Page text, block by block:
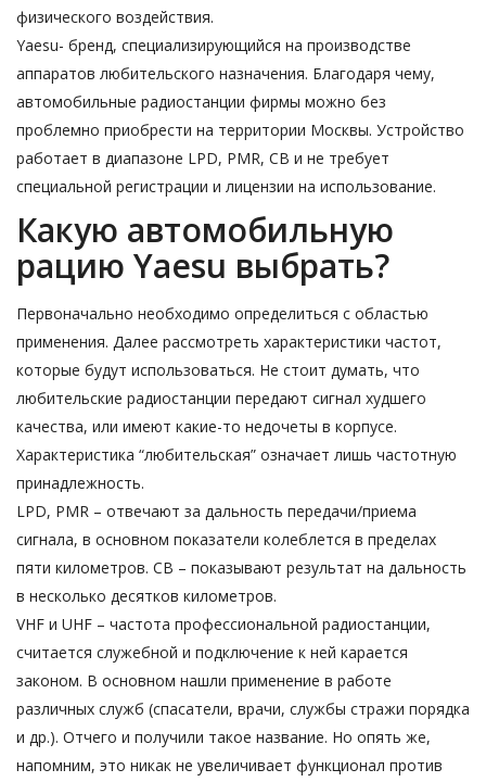
физического воздействия.
Yaesu- бренд, специализирующийся на производстве
аппаратов любительского назначения. Благодаря чему,
автомобильные радиостанции фирмы можно без
проблемно приобрести на территории Москвы. Устройство
работает в диапазоне LPD, PMR, CB и не требует
специальной регистрации и лицензии на использование.
Какую автомобильную
рацию Yaesu выбрать?
Первоначально необходимо определиться с областью
применения. Далее рассмотреть характеристики частот,
которые будут использоваться. Не стоит думать, что
любительские радиостанции передают сигнал худшего
качества, или имеют какие-то недочеты в корпусе.
Характеристика “любительская” означает лишь частотную
принадлежность.
LPD, PMR – отвечают за дальность передачи/приема
сигнала, в основном показатели колеблется в пределах
пяти километров. СВ – показывают результат на дальность
в несколько десятков километров.
VHF и UHF – частота профессиональной радиостанции,
считается служебной и подключение к ней карается
законом. В основном нашли применение в работе
различных служб (спасатели, врачи, службы стражи порядка
и др.). Отчего и получили такое название. Но опять же,
напомним, это никак не увеличивает функционал против